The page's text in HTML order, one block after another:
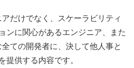
だけでなく、スケーラビリティ
ンに関心があるエンジニア、また
ての開発者に、決して他人事と
提供する内容です。